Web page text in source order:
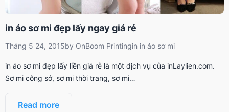
in áo sơ mi đẹp lấy ngay giá rẻ
Tháng 5 24, 2015by OnBoom Printingin in áo sơ mi
in áo sơ mi đẹp lấy liền giá rẻ là một dịch vụ của inLaylien.com.
Sơ mi công sở, sơ mi thời trang, sơ mi…
Read more